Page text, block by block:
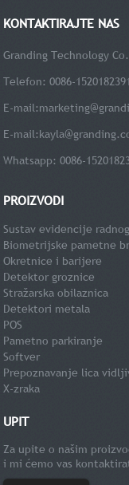
KONTAKTIRAJTE NAS
Granding Technology
Telefon: 0086-
E-mail:
E-mail:
Whatsapp: 0086-
PROIZVODI
Sustav evidencije
Biometrijske pametne
Okretnice i barijere
Detektor groznice
Stražarska obilaznica
Detektori metala
POS
Pametno parkiranje
Softver
Prepoznavanje lica
X-zraka
UPIT
Za upite o našim
i mi ćemo vas